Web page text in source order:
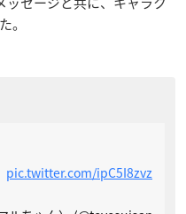
。
pic.twitter.com/ipC5I8zvz